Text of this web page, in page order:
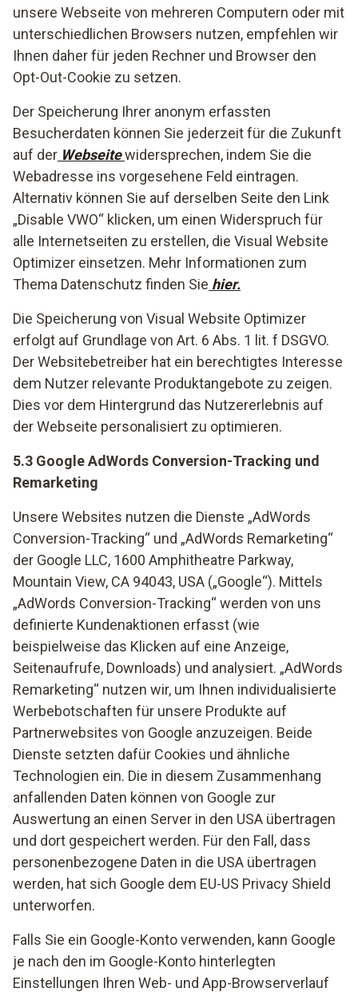
unsere Webseite von mehreren Computern oder mit
unterschiedlichen Browsers nutzen, empfehlen wir
Ihnen daher für jeden Rechner und Browser den
Opt-Out-Cookie zu setzen.
Der Speicherung Ihrer anonym erfassten
Besucherdaten können Sie jederzeit für die Zukunft
auf der Webseitewidersprechen, indem Sie die
Webadresse ins vorgesehene Feld eintragen.
Alternativ können Sie auf derselben Seite den Link
„Disable VWO“ klicken, um einen Widerspruch für
alle Internetseiten zu erstellen, die Visual Website
Optimizer einsetzen. Mehr Informationen zum
Thema Datenschutz finden Sie hier.
Die Speicherung von Visual Website Optimizer
erfolgt auf Grundlage von Art. 6 Abs. 1 lit. f DSGVO.
Der Websitebetreiber hat ein berechtigtes Interesse
dem Nutzer relevante Produktangebote zu zeigen.
Dies vor dem Hintergrund das Nutzererlebnis auf
der Webseite personalisiert zu optimieren.
5.3 Google AdWords Conversion-Tracking und
Remarketing
Unsere Websites nutzen die Dienste „AdWords
Conversion-Tracking“ und „AdWords Remarketing“
der Google LLC, 1600 Amphitheatre Parkway,
Mountain View, CA 94043, USA („Google“). Mittels
„AdWords Conversion-Tracking“ werden von uns
definierte Kundenaktionen erfasst (wie
beispielweise das Klicken auf eine Anzeige,
Seitenaufrufe, Downloads) und analysiert. „AdWords
Remarketing“ nutzen wir, um Ihnen individualisierte
Werbebotschaften für unsere Produkte auf
Partnerwebsites von Google anzuzeigen. Beide
Dienste setzten dafür Cookies und ähnliche
Technologien ein. Die in diesem Zusammenhang
anfallenden Daten können von Google zur
Auswertung an einen Server in den USA übertragen
und dort gespeichert werden. Für den Fall, dass
personenbezogene Daten in die USA übertragen
werden, hat sich Google dem EU-US Privacy Shield
unterworfen.
Falls Sie ein Google-Konto verwenden, kann Google
je nach den im Google-Konto hinterlegten
Einstellungen Ihren Web- und App-Browserverlauf